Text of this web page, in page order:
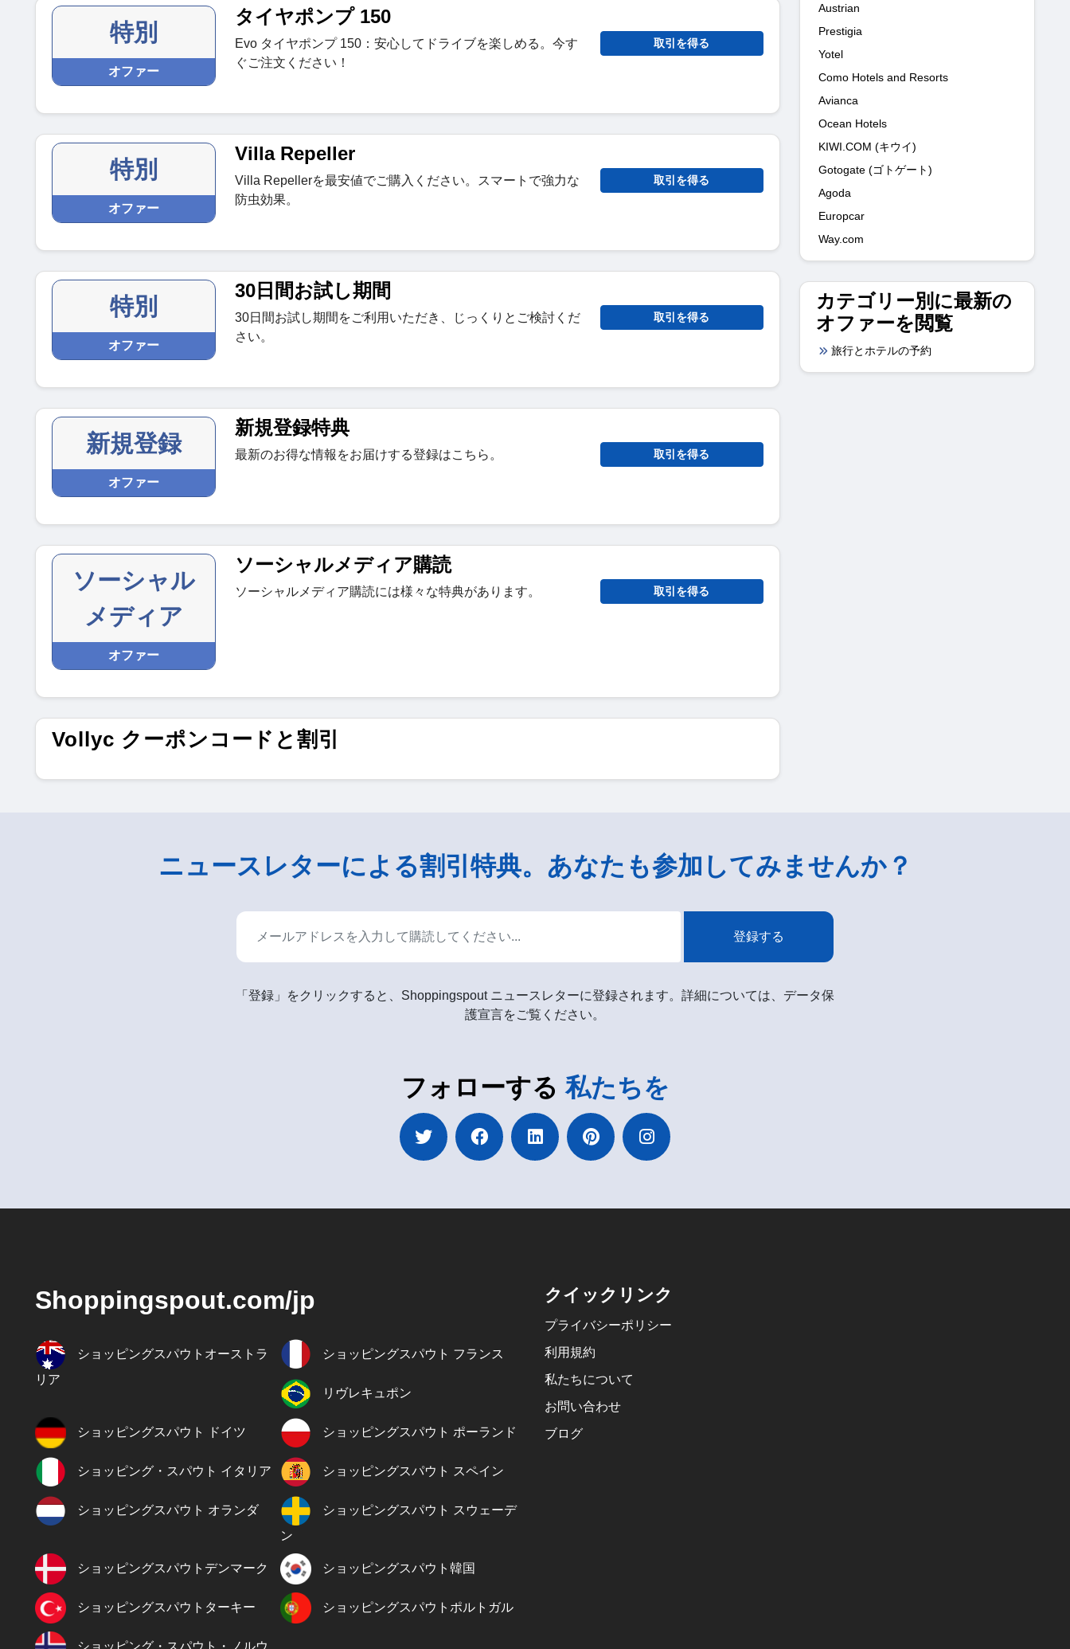
特別
オファー
タイヤポンプ 150
Evo タイヤポンプ 150：安心してドライブを楽しめる。今す
ぐご注文ください！
取引を得る
特別
オファー
Villa Repeller
Villa Repellerを最安値でご購入ください。スマートで強力な
防虫効果。
取引を得る
特別
オファー
30日間お試し期間
30日間お試し期間をご利用いただき、じっくりとご検討くだ
さい。
取引を得る
新規登録
オファー
新規登録特典
最新のお得な情報をお届けする登録はこちら。 取引を得る
ソーシャル
メディア
オファー
ソーシャルメディア購読
ソーシャルメディア購読には様々な特典があります。 取引を得る
Vollyc クーポンコードと割引
Austrian
Prestigia
Yotel
Como Hotels and Resorts
Avianca
Ocean Hotels
KIWI.COM (キウイ)
Gotogate (ゴトゲート)
Agoda
Europcar
Way.com
カテゴリー別に最新の
オファーを閲覧
旅行とホテルの予約
ニュースレターによる割引特典。あなたも参加してみませんか？
登録する
「登録」をクリックすると、Shoppingspout ニュースレターに登録されます。詳細については、データ保
護宣言をご覧ください。
フォローする私たちを
Shoppingspout.com/jp
ショッピングスパウトオーストラ
リア
ショッピングスパウト フランス
リヴレキュポン
ショッピングスパウト ドイツ ショッピングスパウト ポーランド
ショッピング・スパウト イタリア ショッピングスパウト スペイン
ショッピングスパウト オランダ
ショッピングスパウト スウェーデ
ン
ショッピングスパウトデンマーク ショッピングスパウト韓国
ショッピングスパウトターキー ショッピングスパウトポルトガル
ショッピング・スパウト・ノルウ
クイックリンク
プライバシーポリシー
利用規約
私たちについて
お問い合わせ
ブログ